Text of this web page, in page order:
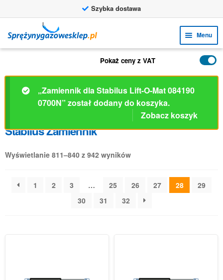
Szybka dostawa
do
nawigacji
do
treści
Menu
menu
PRODUKTY
ZASTOSOWANIA
menu
FAQ
Pokaż ceny z VAT
„Zamiennik dla Stabilus Lift-O-Mat 084190
0700N” został dodany do koszyka.
Zobacz koszyk
Stabilus Zamiennik
Wyświetlanie 811–840 z 942 wyników
1 2 3 … 25 26 27 28
29
30
31 32